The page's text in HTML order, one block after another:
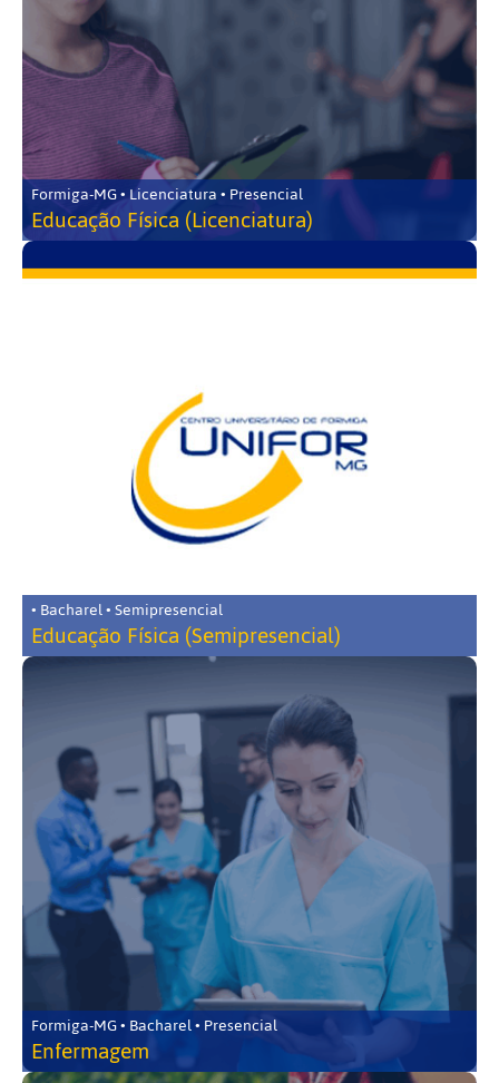
Formiga-MG • Licenciatura • Presencial
Educação Física (Licenciatura)
• Bacharel • Semipresencial
Educação Física (Semipresencial)
Formiga-MG • Bacharel • Presencial
Enfermagem